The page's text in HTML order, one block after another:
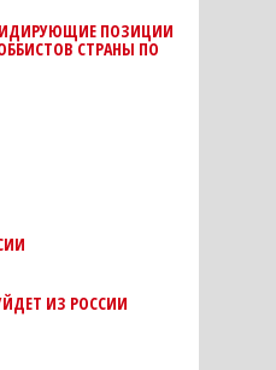
ПОЗИЦИИ
СТРАНЫ ПО
ИЗ РОССИИ